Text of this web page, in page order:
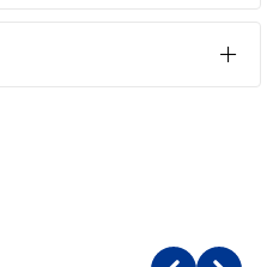
sağlar köpeğiniz